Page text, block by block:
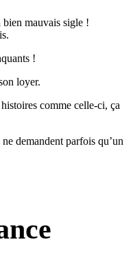
mauvais sigle !
!
loyer.
comme celle-ci, ça
demandent parfois qu’un